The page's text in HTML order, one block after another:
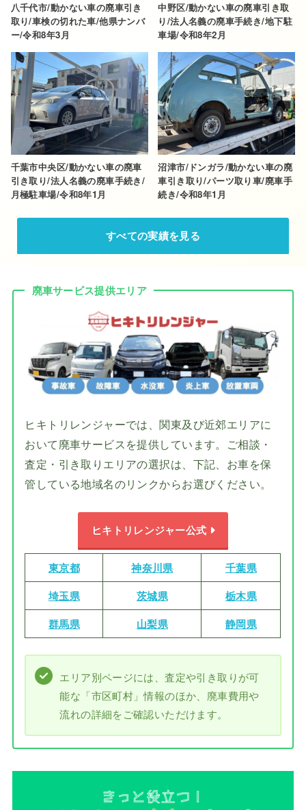
八千代市/動かない車の廃車引き
取り/車検の切れた車/他県ナンバ
ー/令和8年3月
中野区/動かない車の廃車引き取
り/法人名義の廃車手続き/地下駐
車場/令和8年2月
千葉市中央区/動かない車の廃車
引き取り/法人名義の廃車手続き/
月極駐車場/令和8年1月
沼津市/ドンガラ/動かない車の廃
車引き取り/パーツ取り車/廃車手
続き/令和8年1月
すべての実績を見る
廃車サービス提供エリア
ヒキトリレンジャーでは、関東及び近郊エリアに
おいて廃車サービスを提供しています。ご相談・
査定・引き取りエリアの選択は、下記、お車を保
管している地域名のリンクからお選びください。
ヒキトリレンジャー公式
東京都 神奈川県
千葉県
埼玉県
茨城県
栃木県
群馬県
山梨県 静岡県
エリア別ページには、査定や引き取りが可
能な「市区町村」情報のほか、廃車費用や
流れの詳細をご確認いただけます。